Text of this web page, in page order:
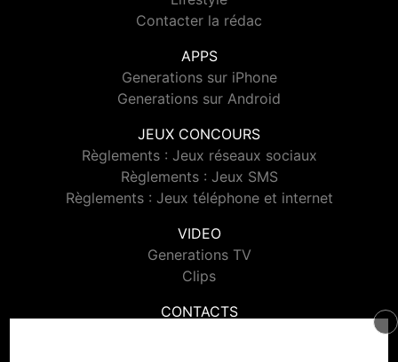
Contacter la rédac
APPS
Generations sur iPhone
Generations sur Android
JEUX CONCOURS
Règlements : Jeux réseaux sociaux
Règlements : Jeux SMS
Règlements : Jeux téléphone et internet
VIDEO
Generations TV
Clips
CONTACTS